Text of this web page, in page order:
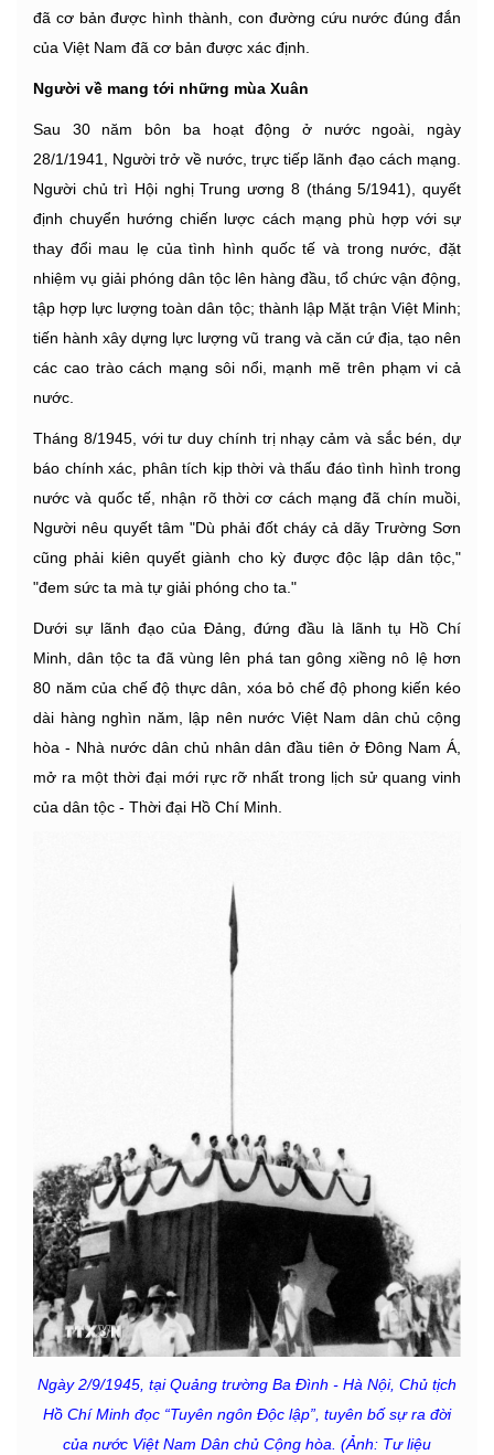
đã cơ bản được hình thành, con đường cứu nước đúng đắn
của Việt Nam đã cơ bản được xác định.
Người về mang tới những mùa Xuân
Sau 30 năm bôn ba hoạt động ở nước ngoài, ngày
28/1/1941, Người trở về nước, trực tiếp lãnh đạo cách mạng.
Người chủ trì Hội nghị Trung ương 8 (tháng 5/1941), quyết
định chuyển hướng chiến lược cách mạng phù hợp với sự
thay đổi mau lẹ của tình hình quốc tế và trong nước, đặt
nhiệm vụ giải phóng dân tộc lên hàng đầu, tổ chức vận động,
tập hợp lực lượng toàn dân tộc; thành lập Mặt trận Việt Minh;
tiến hành xây dựng lực lượng vũ trang và căn cứ địa, tạo nên
các cao trào cách mạng sôi nổi, mạnh mẽ trên phạm vi cả
nước.
Tháng 8/1945, với tư duy chính trị nhạy cảm và sắc bén, dự
báo chính xác, phân tích kịp thời và thấu đáo tình hình trong
nước và quốc tế, nhận rõ thời cơ cách mạng đã chín muồi,
Người nêu quyết tâm "Dù phải đốt cháy cả dãy Trường Sơn
cũng phải kiên quyết giành cho kỳ được độc lập dân tộc,"
"đem sức ta mà tự giải phóng cho ta."
Dưới sự lãnh đạo của Đảng, đứng đầu là lãnh tụ Hồ Chí
Minh, dân tộc ta đã vùng lên phá tan gông xiềng nô lệ hơn
80 năm của chế độ thực dân, xóa bỏ chế độ phong kiến kéo
dài hàng nghìn năm, lập nên nước Việt Nam dân chủ cộng
hòa - Nhà nước dân chủ nhân dân đầu tiên ở Đông Nam Á,
mở ra một thời đại mới rực rỡ nhất trong lịch sử quang vinh
của dân tộc - Thời đại Hồ Chí Minh.
Ngày 2/9/1945, tại Quảng trường Ba Đình - Hà Nội, Chủ tịch
Hồ Chí Minh đọc “Tuyên ngôn Độc lập”, tuyên bố sự ra đời
của nước Việt Nam Dân chủ Cộng hòa. (Ảnh: Tư liệu